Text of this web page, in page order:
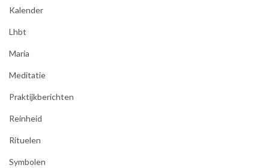
Kalender
Lhbt
Maria
Meditatie
Praktijkberichten
Reinheid
Rituelen
Symbolen